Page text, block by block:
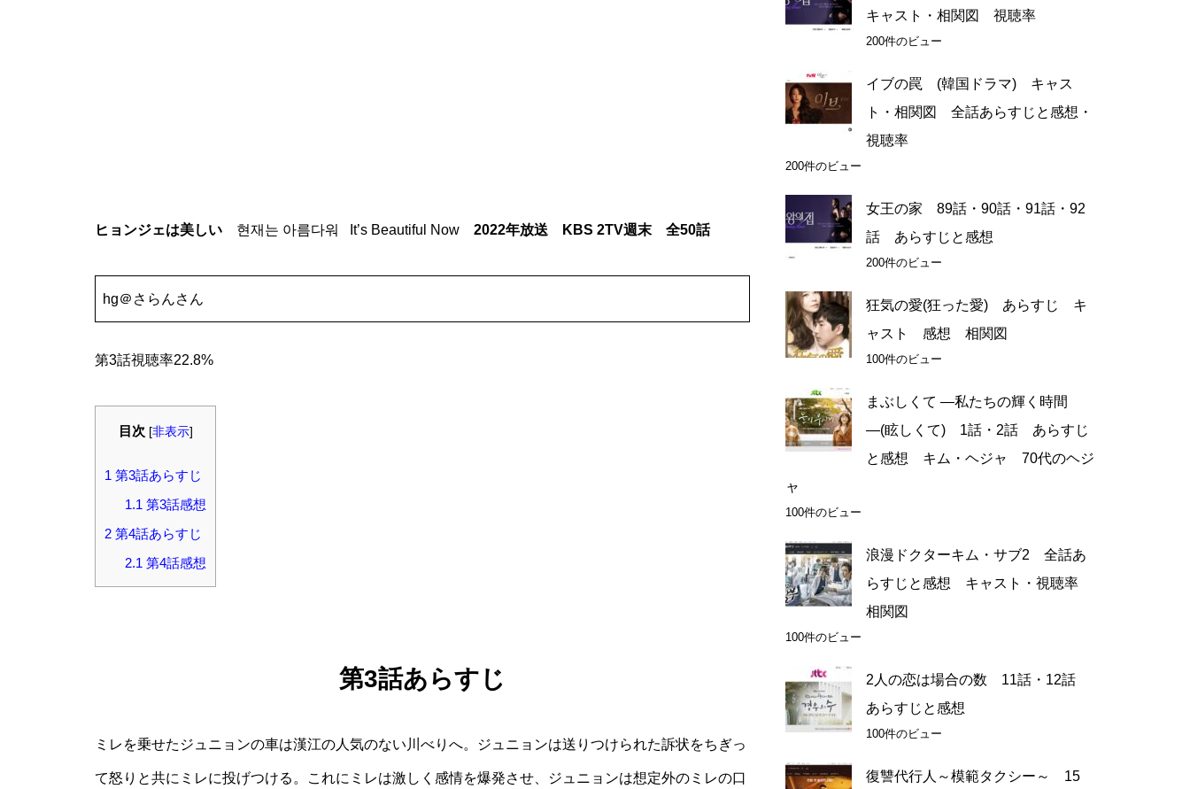
ヒョンジェは美しい 현재는 아름다워 It’s Beautiful Now 2022年放送 KBS 2TV週末 全50話
hg＠さらんさん
第3話視聴率22.8%
目次 [非表示]
1 第3話あらすじ
1.1 第3話感想
2 第4話あらすじ
2.1 第4話感想
第3話あらすじ
ミレを乗せたジュニョンの車は漢江の人気のない川べりへ。ジュニョンは送りつけられた訴状をちぎっ
て怒りと共にミレに投げつける。これにミレは激しく感情を爆発させ、ジュニョンは想定外のミレの口
キャスト・相関図 視聴率
200件のビュー
イブの罠 (韓国ドラマ) キャス
ト・相関図 全話あらすじと感想・
視聴率
200件のビュー
女王の家 89話・90話・91話・92
話 あらすじと感想
200件のビュー
狂気の愛(狂った愛) あらすじ キ
ャスト 感想 相関図
100件のビュー
まぶしくて ―私たちの輝く時間
―(眩しくて) 1話・2話 あらすじ
と感想 キム・ヘジャ 70代のヘジ
ャ
100件のビュー
浪漫ドクターキム・サブ2 全話あ
らすじと感想 キャスト・視聴率
相関図
100件のビュー
2人の恋は場合の数 11話・12話
あらすじと感想
100件のビュー
復讐代行人～模範タクシー～ 15